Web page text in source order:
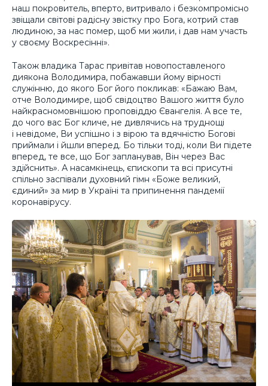
наш покровитель, вперто, витривало і безкомпромісно
звіщали світові радісну звістку про Бога, котрий став
людиною, за нас помер, щоб ми жили, і дав нам участь
у своєму Воскресінні».
Також владика Тарас привітав новопоставленого
диякона Володимира, побажавши йому вірності
служінню, до якого Бог його покликав: «Бажаю Вам,
отче Володимире, щоб свідоцтво Вашого життя було
найкрасномовнішою проповіддю Євангелія. А все те,
до чого вас Бог кличе, не дивлячись на труднощі
і невідоме, Ви успішно і з вірою та вдячністю Богові
приймали і йшли вперед. Бо тільки тоді, коли Ви підете
вперед, те все, що Бог запланував, Він через Вас
здійснить». А насамкінець, єпископи та всі присутні
спільно заспівали духовний гімн «Боже великий,
єдиний» за мир в Україні та припинення пандемії
коронавірусу.